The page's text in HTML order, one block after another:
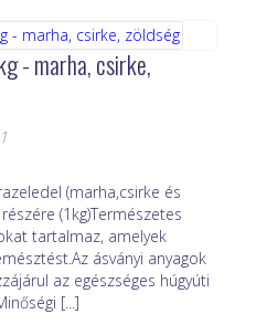
- marha, csirke,
(marha,csirke és
(1kg)Természetes
tartalmaz, amelyek
ásványi anyagok
az egészséges húgyúti
[...]